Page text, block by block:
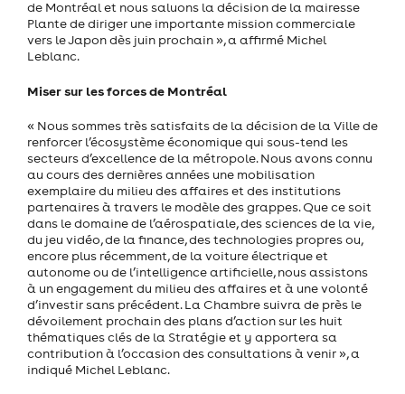
de Montréal et nous saluons la décision de la mairesse
Plante de diriger une importante mission commerciale
vers le Japon dès juin prochain », a affirmé Michel
Leblanc.
Miser sur les forces de Montréal
« Nous sommes très satisfaits de la décision de la Ville de
renforcer l’écosystème économique qui sous-tend les
secteurs d’excellence de la métropole. Nous avons connu
au cours des dernières années une mobilisation
exemplaire du milieu des affaires et des institutions
partenaires à travers le modèle des grappes. Que ce soit
dans le domaine de l’aérospatiale, des sciences de la vie,
du jeu vidéo, de la finance, des technologies propres ou,
encore plus récemment, de la voiture électrique et
autonome ou de l’intelligence artificielle, nous assistons
à un engagement du milieu des affaires et à une volonté
d’investir sans précédent. La Chambre suivra de près le
dévoilement prochain des plans d’action sur les huit
thématiques clés de la Stratégie et y apportera sa
contribution à l’occasion des consultations à venir », a
indiqué Michel Leblanc.